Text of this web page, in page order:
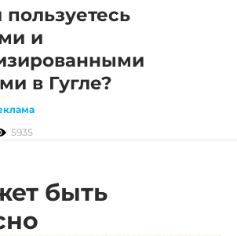
пользуетесь
и
в Гугле?
5935
быть